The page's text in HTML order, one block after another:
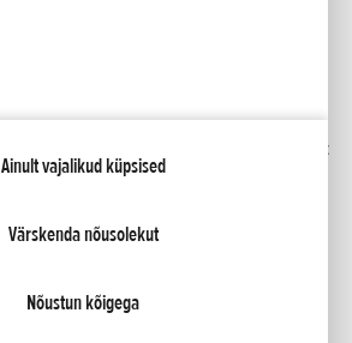
Ainult vajalikud küpsised
Värskenda nõusolekut
Nõustun kõigega
Honda RoadSync
Privaatsustingimused ja küpsiste poliitika